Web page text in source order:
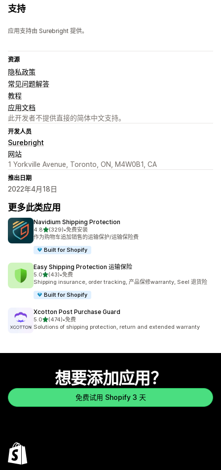
支持
应用支持由 Surebright 提供。
资源
隐私政策
常见问题解答
教程
应用文档
此开发者不提供直接的简体中文支持。
开发人员
Surebright
网站
1 Yorkville Avenue, Toronto, ON, M4W0B1, CA
推出日期
2022年4月18日
更多此类应用
Navidium Shipping Protection
4.8星（满分 5 星）
(329)
总共 329 条评论
•免费安装
作为购物车追加销售的运输保护/运输保险费
Built for Shopify
Easy Shipping Protection 运输保险
5.0星（满分 5 星）
(43)
总共 43 条评论
•免费
Shipping insurance, order tracking, 产品保修warranty, Seel 退货险
Built for Shopify
Xcotton Post Purchase Guard
5.0星（满分 5 星）
(474)
总共 474 条评论
•免费
Solutions of shipping protection, return and extended warranty
想要添加应用？
免费试用 Shopify 3 天